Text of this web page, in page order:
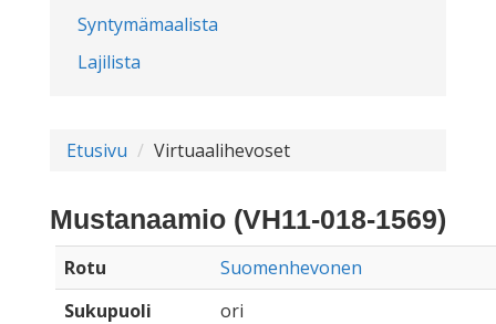
Syntymämaalista
Lajilista
Etusivu Virtuaalihevoset
Mustanaamio (VH11-018-1569)
Rotu
Suomenhevonen
Sukupuoli
ori